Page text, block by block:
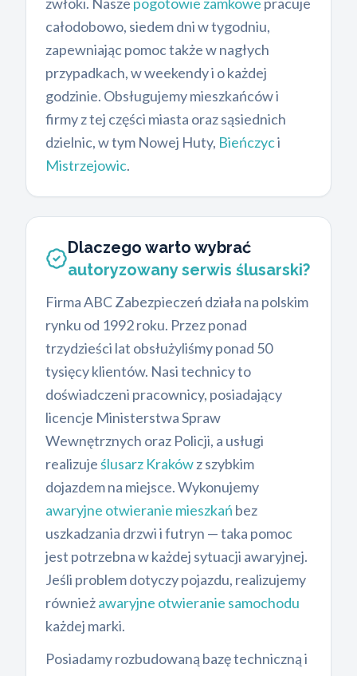
całodobowo, siedem dni w tygodniu,
zapewniając pomoc także w nagłych
przypadkach, w weekendy i o każdej
godzinie. Obsługujemy mieszkańców i
firmy z tej części miasta oraz sąsiednich
dzielnic, w tym Nowej Huty, Bieńczyci
Mistrzejowic.
Dlaczego warto wybrać
autoryzowany serwis ślusarski?
Firma ABC Zabezpieczeń działa na polskim
rynku od 1992 roku. Przez ponad
trzydzieści lat obsłużyliśmy ponad 50
tysięcy klientów. Nasi technicy to
doświadczeni pracownicy, posiadający
licencje Ministerstwa Spraw
Wewnętrznych oraz Policji, a usługi
realizujeślusarz Krakówz szybkim
dojazdem na miejsce. Wykonujemy
awaryjne otwieranie mieszkań bez
uszkadzania drzwi i futryn — taka pomoc
jest potrzebna w każdej sytuacji awaryjnej.
Jeśli problem dotyczy pojazdu, realizujemy
równieżawaryjne otwieranie samochodu
każdej marki.
Posiadamy rozbudowaną bazę techniczną i